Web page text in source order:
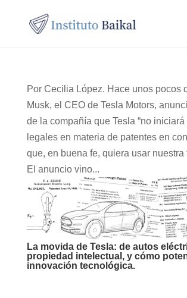
La movida de Tesla: de autos
propiedad intelectual, y cómo
innovación tecnológica.
Por Cecilia López. Hace unos pocos
Musk, el CEO de Tesla Motors,
de la compañía que Tesla “no
legales en materia de patentes en
que, en buena fe, quiera usar nuestra
El anuncio vino...